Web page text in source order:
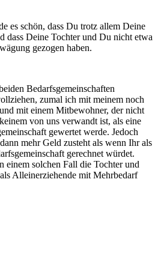
es schön, dass Du trotz allem Deine
dass Deine Tochter und Du nicht etwa
gezogen haben.
Bedarfsgemeinschaften
zumal ich mit meinem noch
mit einem Mitbewohner, der nicht
von uns verwandt ist, als eine
gewertet werde. Jedoch
mehr Geld zusteht als wenn Ihr als
gerechnet würdet.
einem solchen Fall die Tochter und
Alleinerziehende mit Mehrbedarf